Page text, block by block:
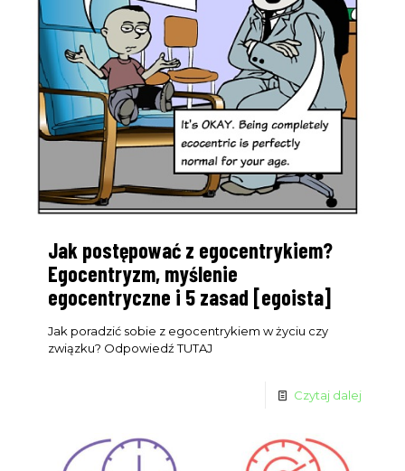
Jak postępować z egocentrykiem?
Egocentryzm, myślenie
egocentryczne i 5 zasad [egoista]
Jak poradzić sobie z egocentrykiem w życiu czy
związku? Odpowiedź TUTAJ
Czytaj dalej